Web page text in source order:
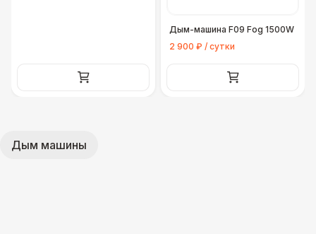
Дым-машина F09 Fog 1500W
2 900 ₽ / сутки
Дым машины